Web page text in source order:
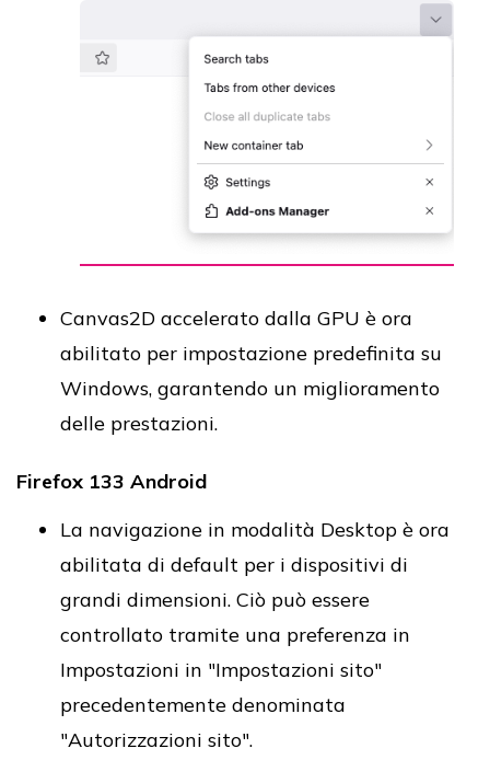
Canvas2D accelerato dalla GPU è ora
abilitato per impostazione predefinita su
Windows, garantendo un miglioramento
delle prestazioni.
Firefox 133 Android
La navigazione in modalità Desktop è ora
abilitata di default per i dispositivi di
grandi dimensioni. Ciò può essere
controllato tramite una preferenza in
Impostazioni in "Impostazioni sito"
precedentemente denominata
"Autorizzazioni sito".